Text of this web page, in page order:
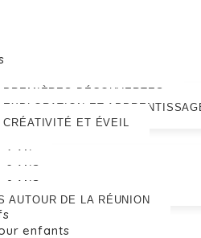
DÉCOUVERTES
EXPLORATION ET
ET ÉVEIL
AN
ANS
ANS
AUTOUR DE LA RÉUNION
enfants